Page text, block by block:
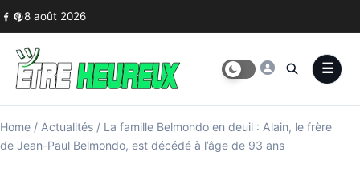
Skip to content
8 août 2026
Home / Actualités / La famille Belmondo en deuil : Alain, le frère
de Jean-Paul Belmondo, est décédé à l’âge de 93 ans